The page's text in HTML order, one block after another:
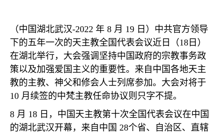
（中国湖北武汉-2022 年 8 月 19 日）中共官方领导
下的五年一次的天主教全国代表会议近日（18 日）
在湖北举行，大会强调坚持中国政府的宗教事务政
策以及加强爱国主义的重要性。来自中国各地天主
教的主教、神父和修会人士列席参加。大会对将于
10 月续签的中梵主教任命协议则只字不提。
8 月 18 日，中国天主教第十次全国代表会议在中国
的湖北武汉开幕，来自中国 28个省、自治区、直辖